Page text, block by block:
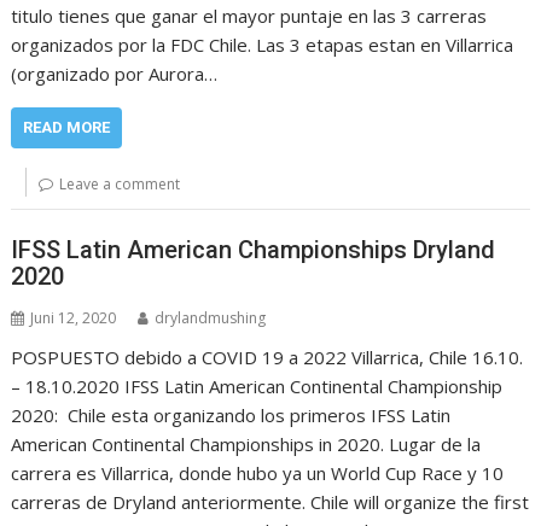
titulo tienes que ganar el mayor puntaje en las 3 carreras
organizados por la FDC Chile. Las 3 etapas estan en Villarrica
(organizado por Aurora…
READ MORE
Leave a comment
IFSS Latin American Championships Dryland
2020
Juni 12, 2020 drylandmushing
POSPUESTO debido a COVID 19 a 2022 Villarrica, Chile 16.10.
– 18.10.2020 IFSS Latin American Continental Championship
2020: Chile esta organizando los primeros IFSS Latin
American Continental Championships in 2020. Lugar de la
carrera es Villarrica, donde hubo ya un World Cup Race y 10
carreras de Dryland anteriormente. Chile will organize the first